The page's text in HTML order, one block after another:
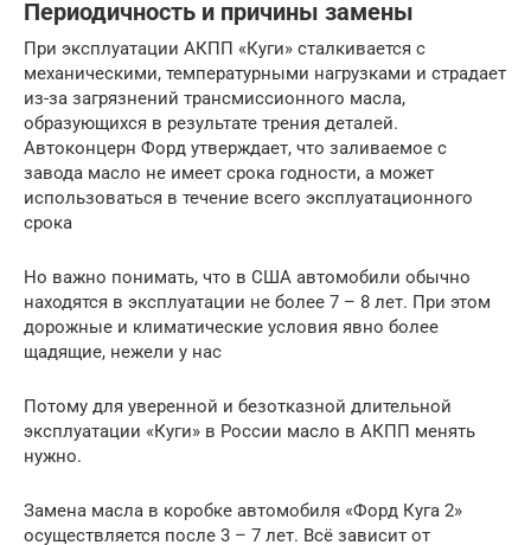
Периодичность и причины замены
При эксплуатации АКПП «Куги» сталкивается с
механическими, температурными нагрузками и страдает
из-за загрязнений трансмиссионного масла,
образующихся в результате трения деталей.
Автоконцерн Форд утверждает, что заливаемое с
завода масло не имеет срока годности, а может
использоваться в течение всего эксплуатационного
срока
Но важно понимать, что в США автомобили обычно
находятся в эксплуатации не более 7 – 8 лет. При этом
дорожные и климатические условия явно более
щадящие, нежели у нас
Потому для уверенной и безотказной длительной
эксплуатации «Куги» в России масло в АКПП менять
нужно.
Замена масла в коробке автомобиля «Форд Куга 2»
осуществляется после 3 – 7 лет. Всё зависит от